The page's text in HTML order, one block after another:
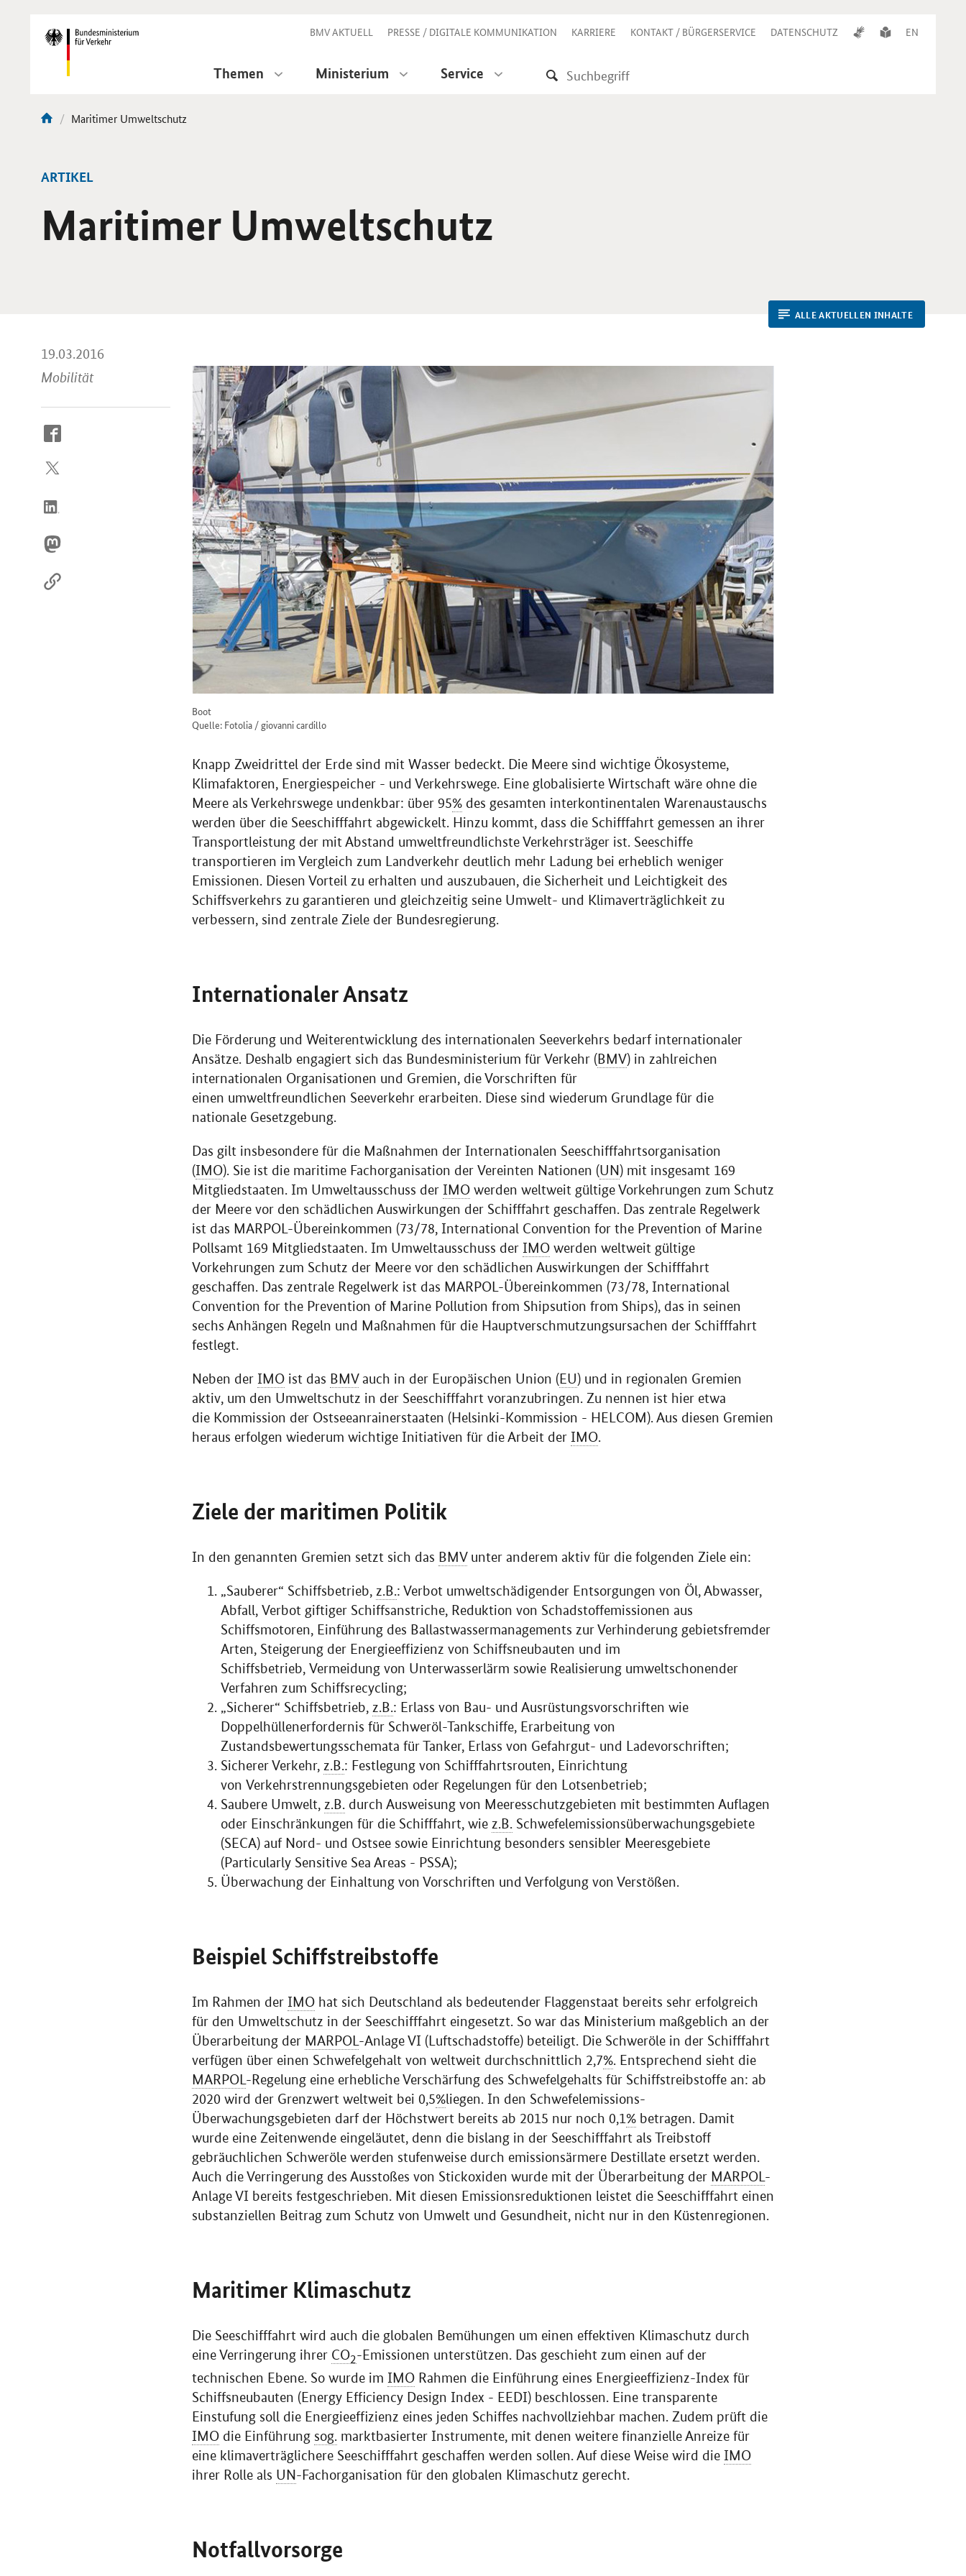
Navigation BMV AKTUELL PRESSE / DIGITALE KOMMUNIKATION KARRIERE KONTAKT / BÜRGERSERVICE DATENSCHUTZ EN
Themen Ministerium Service
Aktuelle
Maritimer Umweltschutz
ARTIKEL
Maritimer Umweltschutz
ALLE AKTUELLEN INHALTE
19.03.2016
Mobilität
So
Sie
Internet
Boot
Quelle: Fotolia / giovanni cardillo
Knapp Zweidrittel der Erde sind mit Wasser bedeckt. Die Meere sind wichtige Ökosysteme,
Klimafaktoren, Energiespeicher - und Verkehrswege. Eine globalisierte Wirtschaft wäre ohne die
Meere als Verkehrswege undenkbar: über 95% des gesamten interkontinentalen Warenaustauschs
werden über die Seeschifffahrt abgewickelt. Hinzu kommt, dass die Schifffahrt gemessen an ihrer
Transportleistung der mit Abstand umweltfreundlichste Verkehrsträger ist. Seeschiffe
transportieren im Vergleich zum Landverkehr deutlich mehr Ladung bei erheblich weniger
Emissionen. Diesen Vorteil zu erhalten und auszubauen, die Sicherheit und Leichtigkeit des
Schiffsverkehrs zu garantieren und gleichzeitig seine Umwelt- und Klimaverträglichkeit zu
verbessern, sind zentrale Ziele der Bundesregierung.
Internationaler Ansatz
Die Förderung und Weiterentwicklung des internationalen Seeverkehrs bedarf internationaler
Ansätze. Deshalb engagiert sich das Bundesministerium für Verkehr (BMV) in zahlreichen
internationalen Organisationen und Gremien, die Vorschriften für
einen umweltfreundlichen Seeverkehr erarbeiten. Diese sind wiederum Grundlage für die
nationale Gesetzgebung.
Das gilt insbesondere für die Maßnahmen der Internationalen Seeschifffahrtsorganisation
(IMO). Sie ist die maritime Fachorganisation der Vereinten Nationen (UN) mit insgesamt 169
Mitgliedstaaten. Im Umweltausschuss der IMO werden weltweit gültige Vorkehrungen zum Schutz
der Meere vor den schädlichen Auswirkungen der Schifffahrt geschaffen. Das zentrale Regelwerk
ist das MARPOL-Übereinkommen (73/78, International Convention for the Prevention of Marine
Pollsamt 169 Mitgliedstaaten. Im Umweltausschuss der IMO werden weltweit gültige
Vorkehrungen zum Schutz der Meere vor den schädlichen Auswirkungen der Schifffahrt
geschaffen. Das zentrale Regelwerk ist das MARPOL-Übereinkommen (73/78, International
Convention for the Prevention of Marine Pollution from Shipsution from Ships), das in seinen
sechs Anhängen Regeln und Maßnahmen für die Hauptverschmutzungsursachen der Schifffahrt
festlegt.
Neben der IMO ist das BMVauch in der Europäischen Union (EU) und in regionalen Gremien
aktiv, um den Umweltschutz in der Seeschifffahrt voranzubringen. Zu nennen ist hier etwa
die Kommission der Ostseeanrainerstaaten (Helsinki-Kommission - HELCOM). Aus diesen Gremien
heraus erfolgen wiederum wichtige Initiativen für die Arbeit der IMO.
Ziele der maritimen Politik
In den genannten Gremien setzt sich das BMVunter anderem aktiv für die folgenden Ziele ein:
„Sauberer“ Schiffsbetrieb, z.B.: Verbot umweltschädigender Entsorgungen von Öl, Abwasser,
Abfall, Verbot giftiger Schiffsanstriche, Reduktion von Schadstoffemissionen aus
Schiffsmotoren, Einführung des Ballastwassermanagements zur Verhinderung gebietsfremder
Arten, Steigerung der Energieeffizienz von Schiffsneubauten und im
Schiffsbetrieb, Vermeidung von Unterwasserlärm sowie Realisierung umweltschonender
Verfahren zum Schiffsrecycling;
„Sicherer“ Schiffsbetrieb, z.B.: Erlass von Bau- und Ausrüstungsvorschriften wie
Doppelhüllenerfordernis für Schweröl-Tankschiffe, Erarbeitung von
Zustandsbewertungsschemata für Tanker, Erlass von Gefahrgut- und Ladevorschriften;
Sicherer Verkehr, z.B.: Festlegung von Schifffahrtsrouten, Einrichtung
von Verkehrstrennungsgebieten oder Regelungen für den Lotsenbetrieb;
Saubere Umwelt, z.B. durch Ausweisung von Meeresschutzgebieten mit bestimmten Auflagen
oder Einschränkungen für die Schifffahrt, wie z.B. Schwefelemissionsüberwachungsgebiete
(SECA) auf Nord- und Ostsee sowie Einrichtung besonders sensibler Meeresgebiete
(Particularly Sensitive Sea Areas - PSSA);
Überwachung der Einhaltung von Vorschriften und Verfolgung von Verstößen.
Beispiel Schiffstreibstoffe
Im Rahmen der IMO hat sich Deutschland als bedeutender Flaggenstaat bereits sehr erfolgreich
für den Umweltschutz in der Seeschifffahrt eingesetzt. So war das Ministerium maßgeblich an der
Überarbeitung der MARPOL-Anlage VI (Luftschadstoffe) beteiligt. Die Schweröle in der Schifffahrt
verfügen über einen Schwefelgehalt von weltweit durchschnittlich 2,7%. Entsprechend sieht die
MARPOL-Regelung eine erhebliche Verschärfung des Schwefelgehalts für Schiffstreibstoffe an: ab
2020 wird der Grenzwert weltweit bei 0,5%liegen. In den Schwefelemissions-
Überwachungsgebieten darf der Höchstwert bereits ab 2015 nur noch 0,1% betragen. Damit
wurde eine Zeitenwende eingeläutet, denn die bislang in der Seeschifffahrt als Treibstoff
gebräuchlichen Schweröle werden stufenweise durch emissionsärmere Destillate ersetzt werden.
Auch die Verringerung des Ausstoßes von Stickoxiden wurde mit der Überarbeitung der MARPOL-
Anlage VI bereits festgeschrieben. Mit diesen Emissionsreduktionen leistet die Seeschifffahrt einen
substanziellen Beitrag zum Schutz von Umwelt und Gesundheit, nicht nur in den Küstenregionen.
Maritimer Klimaschutz
Die Seeschifffahrt wird auch die globalen Bemühungen um einen effektiven Klimaschutz durch
eine Verringerung ihrer CO2-Emissionen unterstützen. Das geschieht zum einen auf der
technischen Ebene. So wurde im IMO Rahmen die Einführung eines Energieeffizienz-Index für
Schiffsneubauten (Energy Efficiency Design Index - EEDI) beschlossen. Eine transparente
Einstufung soll die Energieeffizienz eines jeden Schiffes nachvollziehbar machen. Zudem prüft die
IMO die Einführung sog. marktbasierter Instrumente, mit denen weitere finanzielle Anreize für
eine klimaverträglichere Seeschifffahrt geschaffen werden sollen. Auf diese Weise wird die IMO
ihrer Rolle als UN-Fachorganisation für den globalen Klimaschutz gerecht.
Notfallvorsorge